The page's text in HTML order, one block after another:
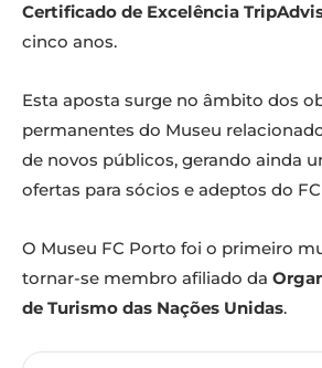
Certificado de Excelência
cinco anos.
Esta aposta surge no âmbito dos
permanentes do Museu
de novos públicos, gerando ainda
ofertas para sócios e adeptos do
O Museu FC Porto foi o primeiro
tornar-se membro afiliado da
de Turismo das Nações Unidas.